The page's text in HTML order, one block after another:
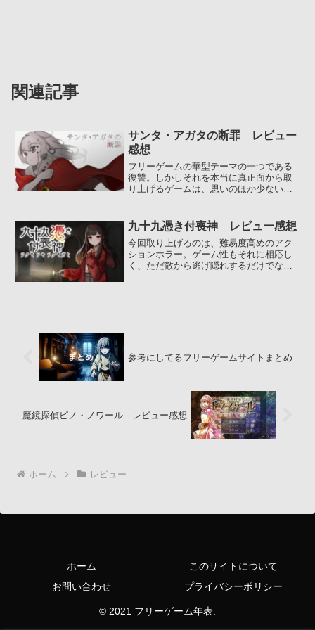
関連記事
サンタ・アガタの断罪 レビュー
感想
フリーゲームの華型テーマの一つである
復讐。しかしそれを本当に真正面から取
り上げるゲームは、思いのほか少ない。
九十九憑き付喪神 レビュー感想
今回取り上げるのは、難易度高めのアク
ションホラー。ゲーム性もそれに相応し
く、ただ敵から逃げ隠れするだけでな
参考にしてるフリーゲームサイトまとめ
魔鏡探偵ピノ・ノワール レビュー感想
ホーム レビュー
ホーム
このサイトについて
お問い合わせ
プライバシーポリシー
© 2021 フリーゲーム年表.